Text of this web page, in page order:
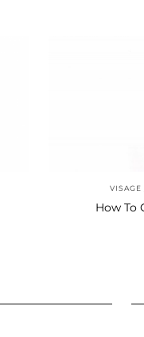
VISAGE
How To